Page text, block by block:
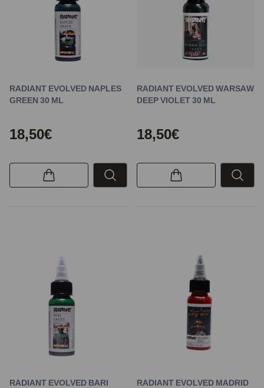
RADIANT EVOLVED NAPLES
GREEN 30 ML
18,50€
RADIANT EVOLVED WARSAW
DEEP VIOLET 30 ML
18,50€
RADIANT EVOLVED BARI
RADIANT EVOLVED MADRID